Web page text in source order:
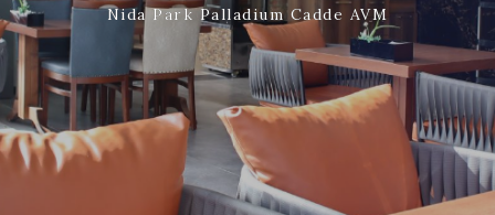
Nida Park Palladium Cadde AVM